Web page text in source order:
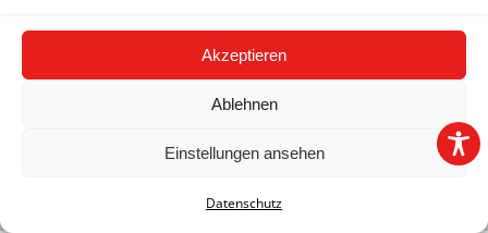
Akzeptieren
Ablehnen
Einstellungen ansehen
Datenschutz
|
FAQ|Hinweisgeber-/Meldesystem